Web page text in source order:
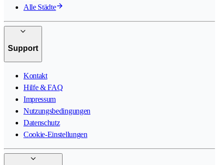
Alle Städte
Support
Kontakt
Hilfe & FAQ
Impressum
Nutzungsbedingungen
Datenschutz
Cookie-Einstellungen